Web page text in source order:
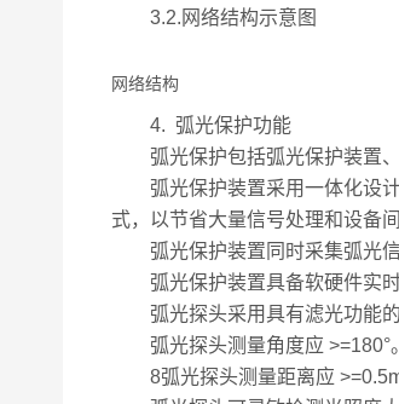
3.2.网络结构示意图
网络结构
4. 弧光保护功能
弧光保护包括弧光保护装置、
弧光保护装置采用一体化设计
式，以节省大量信号处理和设备
弧光保护装置同时采集弧光信
弧光保护装置具备软硬件实时
弧光探头采用具有滤光功能的
弧光探头测量角度应 >=180°。
8弧光探头测量距离应 >=0.5m